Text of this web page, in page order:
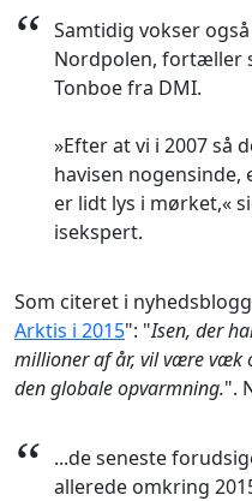
“ Samtidig vokser
Nordpolen, fortæller
Tonboe fra DMI.
»Efter at vi i 2007 så
havisen nogensinde,
er lidt lys i mørket,«
isekspert.
Som citeret i
Arktis i 2015": "Isen, der
millioner af år, vil være væk
den globale opvarmning.".
“ ...de seneste
allerede omkring